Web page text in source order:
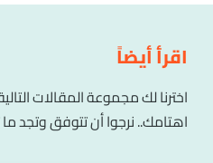
اقرأ أيضاً
اخترنا لك مجموعة المقالات
اهتامك.. نرجوا أن تتوفق وتجد